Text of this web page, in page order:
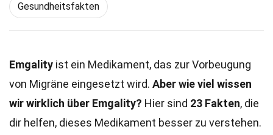
Gesundheitsfakten
Emgality ist ein Medikament, das zur Vorbeugung
von Migräne eingesetzt wird. Aber wie viel wissen
wir wirklich über Emgality? Hier sind 23 Fakten, die
dir helfen, dieses Medikament besser zu verstehen.